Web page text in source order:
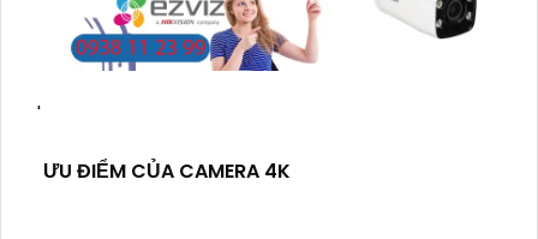
'
ƯU ĐIỂM CỦA CAMERA 4K